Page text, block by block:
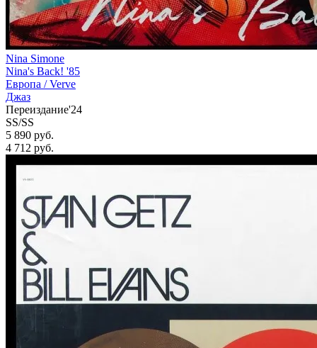
Nina Simone
Nina's Back! '85
Европа /Verve
Джаз
Переиздание'24
SS/SS
5 890 руб.
4 712 руб.